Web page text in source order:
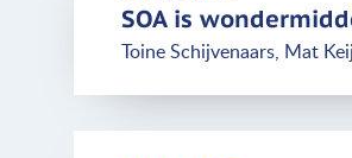
SOA is
Toine Schijvenaars, Mat